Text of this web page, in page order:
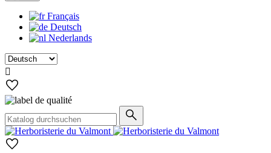
Français
Deutsch
Nederlands
